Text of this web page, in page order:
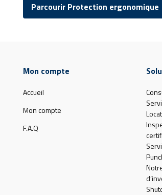
Parcourir Protection ergonomique
Mon compte
Accueil
Mon compte
F.A.Q